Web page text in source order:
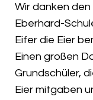
Wir danken
Eberhard-
Eifer die Eier
Einen großen
Grundschüler,
Eier mitgaben